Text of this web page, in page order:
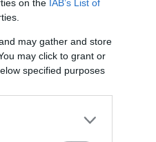
on the IAB’s List of
may gather and store
may click to grant or
specified purposes
που θεωρείται ότι
τους
να